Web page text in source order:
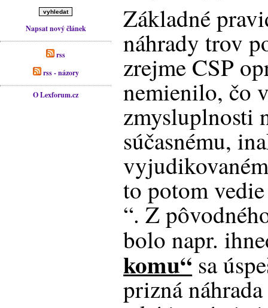
Napsat nový článek
rss
rss - názory
O Lexforum.cz
Základné
náhrady trov
zrejme CSP
nemienilo, čo
zmysluplnosti
súčasnému,
to potom
“. Z
bolo napr.
komu“ sa
prizná